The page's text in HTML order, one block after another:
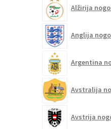
Alžirija
Anglija
Argentina
Avstralija
Avstrija